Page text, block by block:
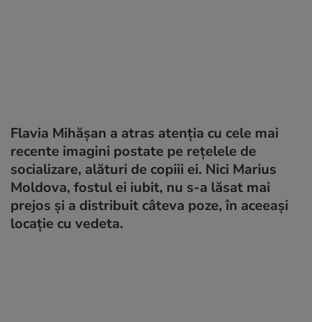
Flavia Mihășan a atras atenția cu cele mai
recente imagini postate pe rețelele de
socializare, alături de copiii ei. Nici Marius
Moldova, fostul ei iubit, nu s-a lăsat mai
prejos și a distribuit câteva poze, în aceeași
locație cu vedeta.